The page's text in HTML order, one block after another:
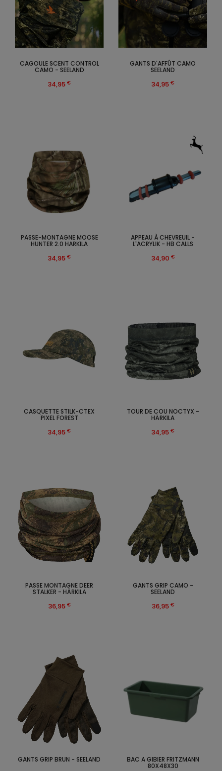
PASSE MONTAGNE DEER
STALKER - HÄRKILA
36,95 €
CAGOULE SCENT CONTROL
CAMO - SEELAND
34,95 €
GANTS D'AFFÛT CAMO
SEELAND
34,95 €
PASSE-MONTAGNE MOOSE
HUNTER 2.0 HARKILA
34,95 €
APPEAU À CHEVREUIL -
L'ACRYLIK - HB CALLS
34,90 €
BAC A GIBIER FRITZMANN
80X48X30
GANTS GRIP CAMO -
SEELAND
36,95 €
GANTS GRIP BRUN - SEELAND
CASQUETTE STILK-CTEX
PIXEL FOREST
34,95 €
TOUR DE COU NOCTYX -
HÄRKILA
34,95 €